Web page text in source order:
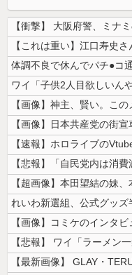
【画像】神主、賢い。こ
【画像】日本共産党の街
【超画像】本田望結の妹
れいわ新選組、公式グッズ